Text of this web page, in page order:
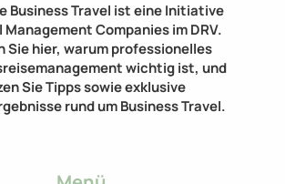
Business Travel ist eine Initiative
Management Companies im DRV.
Sie hier, warum professionelles
wichtig ist, und
Sie Tipps sowie exklusive
rund um Business Travel.